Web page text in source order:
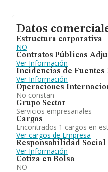
Datos
Estructura corporativa
NO
Contratos Públicos
Ver Información
Incidencias de Fuentes
Ver Información
Operaciones
No constan
Grupo Sector
Servicios empresariales
Cargos
Encontrados 1 cargos en
Ver cargos de Empresa
Responsabilidad
Ver Información
Cotiza en Bolsa
NO